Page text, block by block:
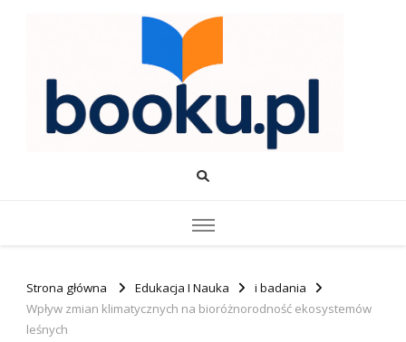
Booku.pl – Wiedza i Rozwój
Strona główna Edukacja I Nauka
i badania
Wpływ zmian klimatycznych na bioróżnorodność ekosystemów
leśnych